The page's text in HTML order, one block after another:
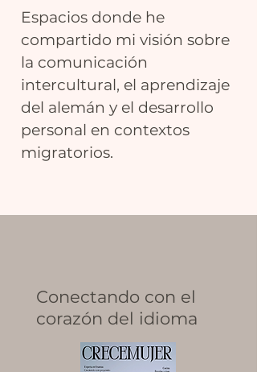
Espacios donde he
compartido mi visión sobre
la comunicación
intercultural, el aprendizaje
del alemán y el desarrollo
personal en contextos
migratorios.
Conectando con el
corazón del idioma